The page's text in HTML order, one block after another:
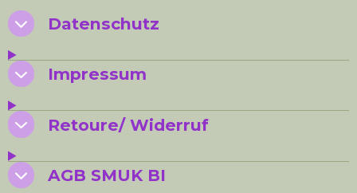
Datenschutz
Impressum
Retoure/ Widerruf
AGB SMUK BI